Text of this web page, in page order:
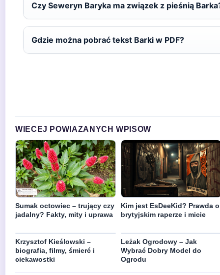
Czy Seweryn Baryka ma związek z pieśnią
Gdzie można pobrać tekst Barki w PDF?
WIECEJ POWIAZANYCH WPISOW
Sumak octowiec – trujący czy
jadalny? Fakty, mity i uprawa
Kim jest EsDeeKid? Prawda o
brytyjskim raperze i micie
Krzysztof Kieślowski –
biografia, filmy, śmierć i
ciekawostki
Leżak Ogrodowy – Jak
Wybrać Dobry Model do
Ogrodu